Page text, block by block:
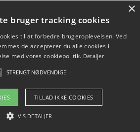
en hjemmeside uden binding
2026 - Pilanto Aps
Blog Betingelser
×
bruger tracking cookies
til at forbedre brugeroplevelsen. Ved
accepterer du alle cookies i
med vores cookiepolitik. Detaljer
STRENGT NØDVENDIGE
TILLAD IKKE COOKIES
VIS DETALJER